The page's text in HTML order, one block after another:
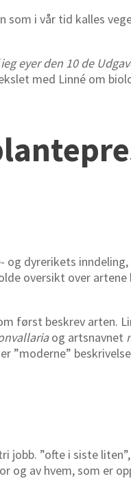
som i vår tid kalles
eyer den 10 de
med Linné om
dyrerikets
oversikt over
først beskrev arten.
og artsnavnet
”moderne”
”ofte i siste
av hvem, som er